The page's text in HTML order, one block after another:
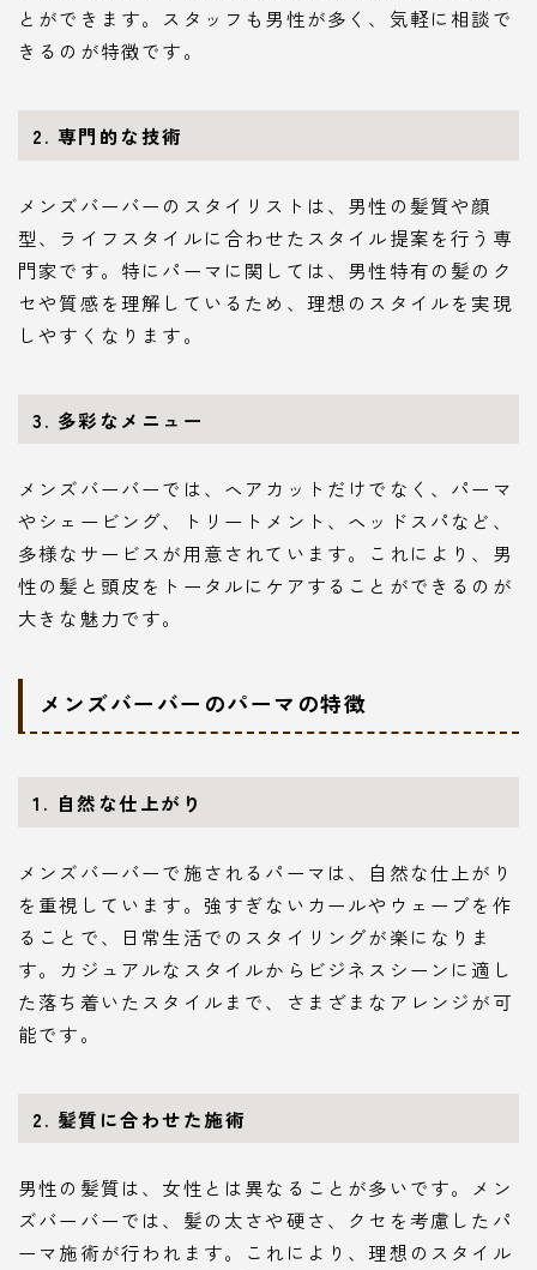
とができます。スタッフも男性が多く、気軽に相談で
きるのが特徴です。
2. 専門的な技術
メンズバーバーのスタイリストは、男性の髪質や顔
型、ライフスタイルに合わせたスタイル提案を行う専
門家です。特にパーマに関しては、男性特有の髪のク
セや質感を理解しているため、理想のスタイルを実現
しやすくなります。
3. 多彩なメニュー
メンズバーバーでは、ヘアカットだけでなく、パーマ
やシェービング、トリートメント、ヘッドスパなど、
多様なサービスが用意されています。これにより、男
性の髪と頭皮をトータルにケアすることができるのが
大きな魅力です。
メンズバーバーのパーマの特徴
1. 自然な仕上がり
メンズバーバーで施されるパーマは、自然な仕上がり
を重視しています。強すぎないカールやウェーブを作
ることで、日常生活でのスタイリングが楽になりま
す。カジュアルなスタイルからビジネスシーンに適し
た落ち着いたスタイルまで、さまざまなアレンジが可
能です。
2. 髪質に合わせた施術
男性の髪質は、女性とは異なることが多いです。メン
ズバーバーでは、髪の太さや硬さ、クセを考慮したパ
ーマ施術が行われます。これにより、理想のスタイル